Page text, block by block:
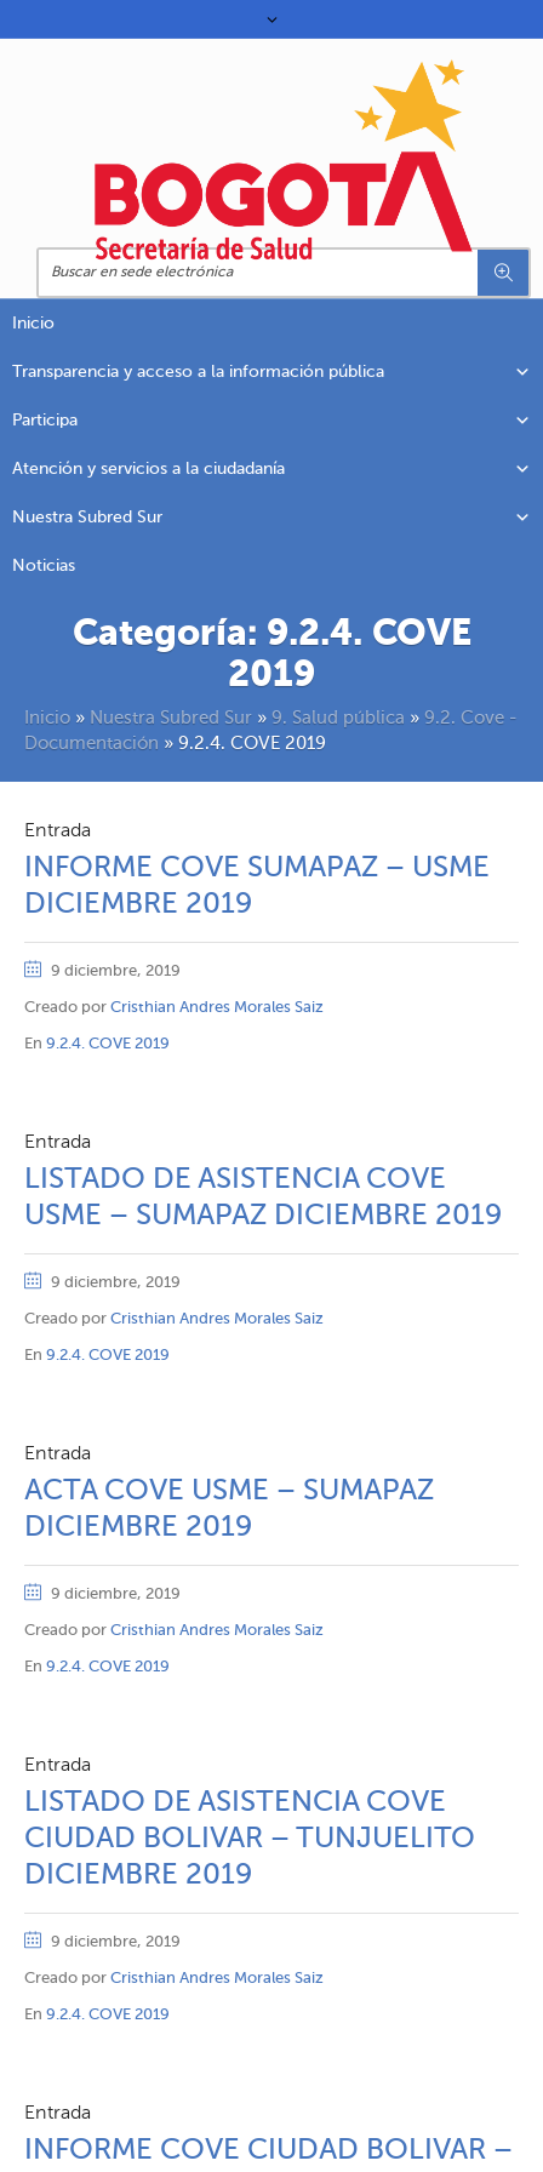
Inicio
Transparencia y acceso a la información pública
Participa
Atención y servicios a la ciudadanía
Nuestra Subred Sur
Noticias
Categoría: 9.2.4. COVE
2019
Inicio » Nuestra Subred Sur » 9. Salud pública » 9.2. Cove -
Documentación » 9.2.4. COVE 2019
Entrada
INFORME COVE SUMAPAZ – USME
DICIEMBRE 2019
9 diciembre, 2019
Creado por Cristhian Andres Morales Saiz
En 9.2.4. COVE 2019
Entrada
LISTADO DE ASISTENCIA COVE
USME – SUMAPAZ DICIEMBRE 2019
9 diciembre, 2019
Creado por Cristhian Andres Morales Saiz
En 9.2.4. COVE 2019
Entrada
ACTA COVE USME – SUMAPAZ
DICIEMBRE 2019
9 diciembre, 2019
Creado por Cristhian Andres Morales Saiz
En 9.2.4. COVE 2019
Entrada
LISTADO DE ASISTENCIA COVE
CIUDAD BOLIVAR – TUNJUELITO
DICIEMBRE 2019
9 diciembre, 2019
Creado por Cristhian Andres Morales Saiz
En 9.2.4. COVE 2019
Entrada
INFORME COVE CIUDAD BOLIVAR –